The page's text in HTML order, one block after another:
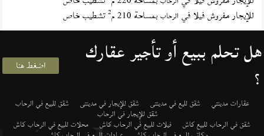
للإيجار مفروش فيلا في الرحاب بمساحة 210 م 2تشطيب خاص
هل تحلم ببيع أو تأجير عقارك
؟ اضغط هنا
عقارات مدينتي شقق لليع في مدينتى شقق للإيجار في مدينتى شقق للبيع في الرحاب
شقق للإيجار في الرحاب
شقق في الرحاب للبيع كاش فيلات للبيع في الرحاب كاش محلات للبيع في الرحاب كاش